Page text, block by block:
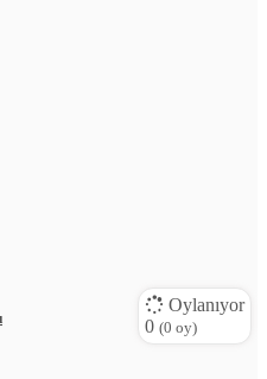
Oylanıyor
0 (0 oy)